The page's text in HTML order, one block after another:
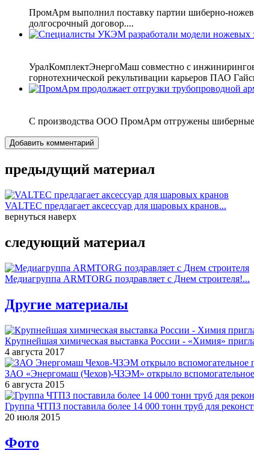
ПромАрм выполнил поставку партии шиберно-
долгосрочный договор....
УралКомплектЭнергоМаш совместно с
горнотехнической рекультивации карьеров ПАО
С производства ООО ПромАрм отгружены шиберные
Добавить комментарий
предыдущий материал
VALTEC предлагает аксессуар для шаровых кранов...
вернуться наверх
следующий материал
Медиагруппа ARMTORG поздравляет с Днем строителя!...
Другие материалы
Крупнейшая химическая выставка России - «Химия»
4 августа 2017
ЗАО «Энергомаш (Чехов)-ЧЗЭМ» открыло
6 августа 2015
Группа ЧТПЗ поставила более 14 000 тонн труб для
20 июля 2015
Фото